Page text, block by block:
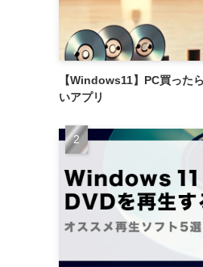
店舗を探す
【Windows11】PC買った
いアプリ